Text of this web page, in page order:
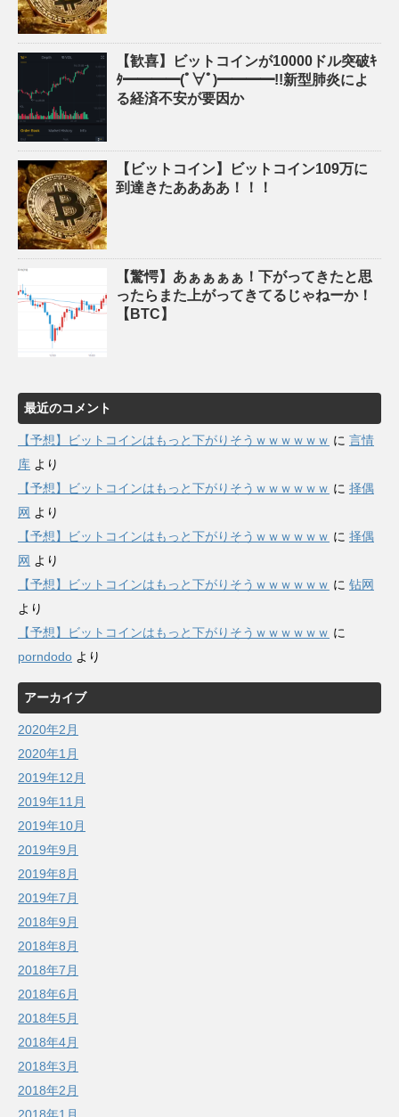
【歓喜】ビットコインが10000ドル突破ｷ
ﾀ━━━━(ﾟ∀ﾟ)━━━━!!新型肺炎によ
る経済不安が要因か
【ビットコイン】ビットコイン109万に
到達きたああああ！！！
【驚愕】あぁぁぁぁ！下がってきたと思
ったらまた上がってきてるじゃねーか！
【BTC】
最近のコメント
【予想】ビットコインはもっと下がりそうｗｗｗｗｗｗ に 言情
库 より
【予想】ビットコインはもっと下がりそうｗｗｗｗｗｗ に 择偶
网 より
【予想】ビットコインはもっと下がりそうｗｗｗｗｗｗ に 择偶
网 より
【予想】ビットコインはもっと下がりそうｗｗｗｗｗｗ に 钻网
より
【予想】ビットコインはもっと下がりそうｗｗｗｗｗｗ に
porndodo より
アーカイブ
2020年2月
2020年1月
2019年12月
2019年11月
2019年10月
2019年9月
2019年8月
2019年7月
2018年9月
2018年8月
2018年7月
2018年6月
2018年5月
2018年4月
2018年3月
2018年2月